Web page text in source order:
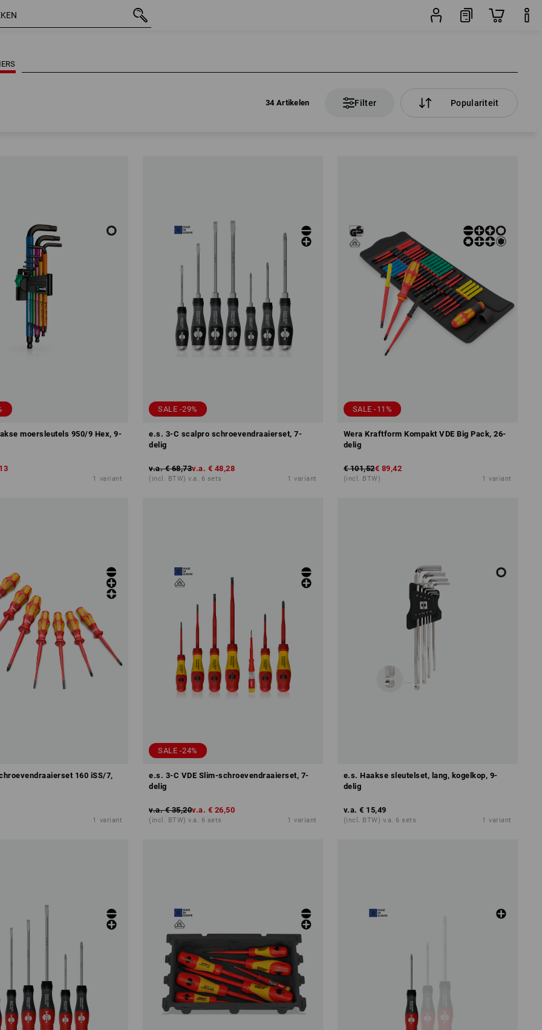
34 Artikelen Filter Populariteit
moersleutels 950/9 Hex, 9-
1 variant
SALE -29%
e.s. 3-C scalpro schroevendraaierset, 7-
delig
v.a. € 68,73v.a. € 48,28
(incl. BTW) v.a. 6 sets 1 variant
SALE -11%
Wera Kraftform Kompakt VDE Big Pack, 26-
delig
€ 101,52€ 89,42
(incl. BTW) 1 variant
160 iSS/7,
1 variant
SALE -24%
e.s. 3-C VDE Slim-schroevendraaierset, 7-
delig
v.a. € 35,20v.a. € 26,50
(incl. BTW) v.a. 6 sets 1 variant
e.s. Haakse sleutelset, lang, kogelkop, 9-
delig
v.a. € 15,49
(incl. BTW) v.a. 6 sets 1 variant